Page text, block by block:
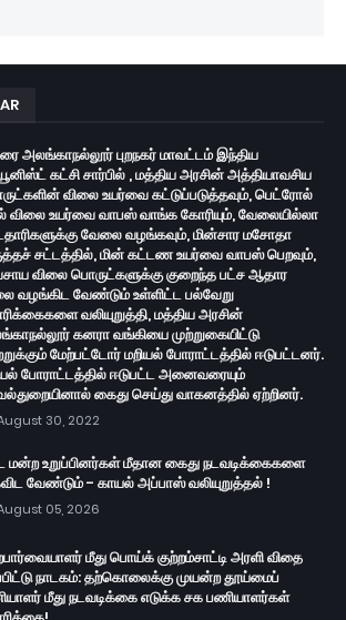
அலங்காநல்லூர் புறநகர் மாவட்டம் இந்திய
கட்சி சார்பில் , மத்திய அரசின் அத்தியாவசிய
விலை உயர்வை கட்டுப்படுத்தவும், பெட்ரோல்
விலை உயர்வை வாபஸ் வாங்க கோரியும், வேலையில்லா
வேலை வழங்கவும், மின்சார மசோதா
சட்டத்தில், மின் கட்டண உயர்வை வாபஸ் பெறவும்,
விலை பொருட்களுக்கு குறைந்த பட்ச ஆதார
வழங்கிட வேண்டும் உள்ளிட்ட பல்வேறு
வலியுறுத்தி, மத்திய அரசின்
கனரா வங்கியை முற்றுகையிட்டு
மேற்பட்டோர் மறியல் போராட்டத்தில் ஈடுபட்டனர்.
போராட்டத்தில் ஈடுபட்ட அனைவரையும்
கைது செய்து வாகனத்தில் ஏற்றினர்.
30, 2022
மன்ற உறுப்பினர்கள் மீதான கைது நடவடிக்கைகளை
வேண்டும் - காயல் அப்பாஸ் வலியுறுத்தல் !
05, 2026
மீது பொய்க் குற்றம்சாட்டி அரளி விதை
நாடகம்: தற்கொலைக்கு முயன்ற தூய்மைப்
மீது நடவடிக்கை எடுக்க சக பணியாளர்கள்